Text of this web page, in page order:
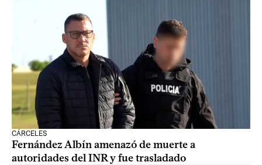
CÁRCELES
Fernández Albín amenazó de muerte a
autoridades del INR y fue trasladado